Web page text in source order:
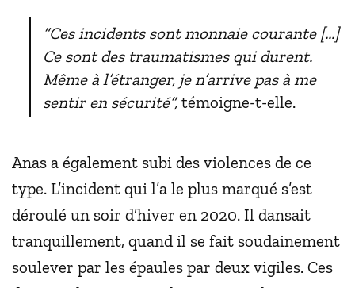
“Ces incidents sont monnaie courante [...]
Ce sont des traumatismes qui durent.
Même à l’étranger, je n’arrive pas à me
sentir en sécurité”, témoigne-t-elle.
Anas a également subi des violences de ce
type. L’incident qui l’a le plus marqué s’est
déroulé un soir d’hiver en 2020. Il dansait
tranquillement, quand il se fait soudainement
soulever par les épaules par deux vigiles. Ces